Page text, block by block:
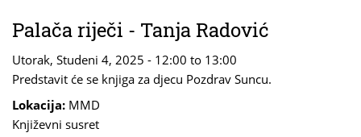
Palača riječi - Tanja Radović
Utorak, Studeni 4, 2025 - 12:00 to 13:00
Predstavit će se knjiga za djecu Pozdrav Suncu.
Lokacija: MMD
Književni susret